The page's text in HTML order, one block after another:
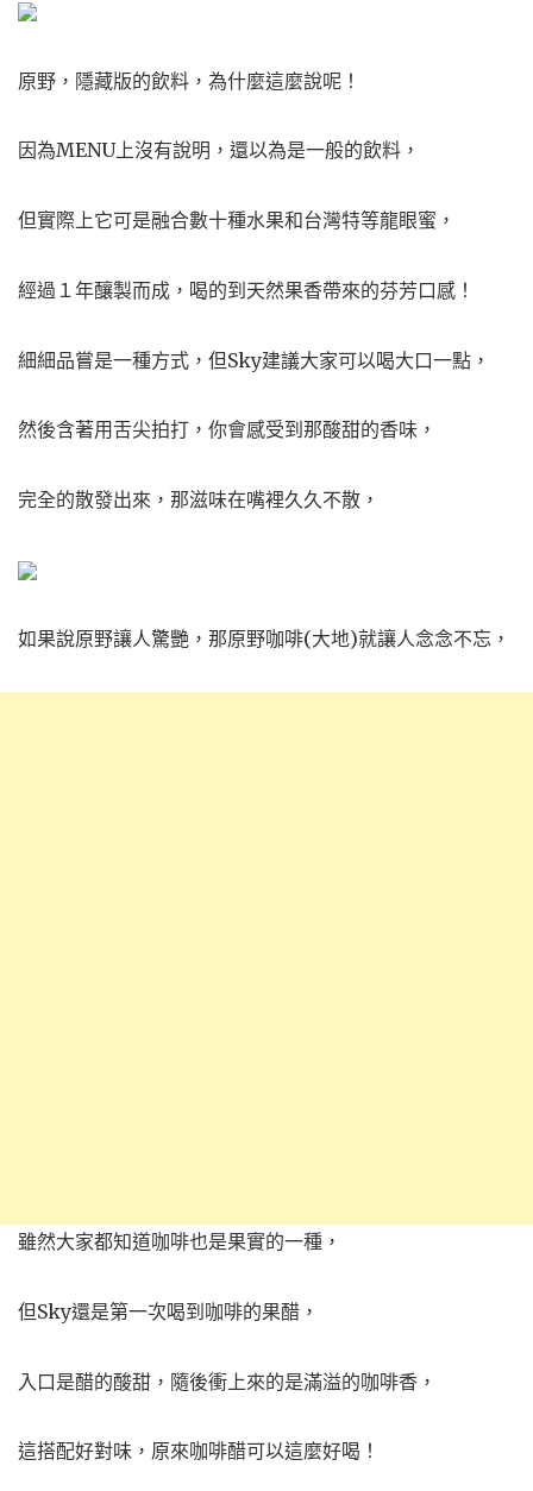
原野，隱藏版的飲料，為什麼這麼說呢！
因為MENU上沒有說明，還以為是一般的飲料，
但實際上它可是融合數十種水果和台灣特等龍眼蜜，
經過１年釀製而成，喝的到天然果香帶來的芬芳口感！
細細品嘗是一種方式，但Sky建議大家可以喝大口一點，
然後含著用舌尖拍打，你會感受到那酸甜的香味，
完全的散發出來，那滋味在嘴裡久久不散，
如果說原野讓人驚艷，那原野咖啡(大地)就讓人念念不忘，
雖然大家都知道咖啡也是果實的一種，
但Sky還是第一次喝到咖啡的果醋，
入口是醋的酸甜，隨後衝上來的是滿溢的咖啡香，
這搭配好對味，原來咖啡醋可以這麼好喝！